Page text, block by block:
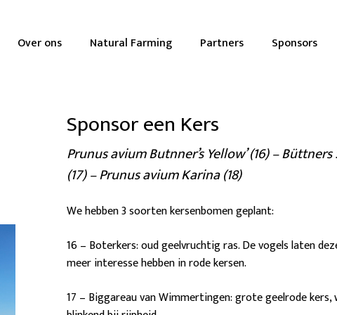
Over ons Natural Farming Partners Sponsors
Sponsor een Kers
Prunus avium Butnner’s Yellow’ (16) –
(17) – Prunus avium Karina (18)
We hebben 3 soorten kersenbomen geplant:
16 – Boterkers: oud geelvruchtig ras. De vogels laten
meer interesse hebben in rode kersen.
17 – Biggareau van Wimmertingen: grote geelrode